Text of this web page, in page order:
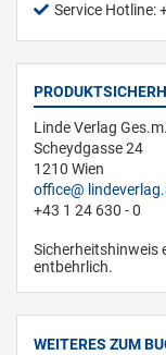
Service Hotline:
Linde Verlag
Scheydgasse 24
1210 Wien
office
+43 1 24 630 - 0
Sicherheitshinweis
entbehrlich.
WEITERES ZUM